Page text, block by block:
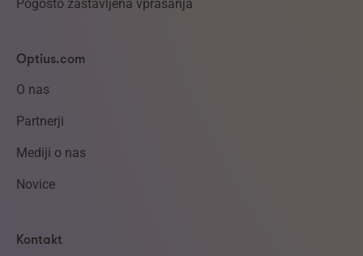
Pogosto zastavljena vprašanja
Optius.com
O nas
Partnerji
Mediji o nas
Novice
Kontakt